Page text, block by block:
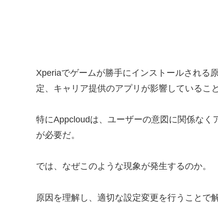
Xperiaでゲームが勝手にインストールされる
定、キャリア提供のアプリが影響しているこ
特にAppcloudは、ユーザーの意図に関係な
が必要だ。
では、なぜこのような現象が発生するのか。
原因を理解し、適切な設定変更を行うことで